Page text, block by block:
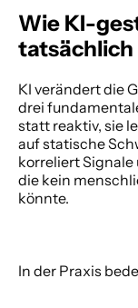
Wie KI-
tatsächlich
KI verändert die
drei
statt reaktiv, sie
auf statische
korreliert
die kein
könnte.
In der Praxis